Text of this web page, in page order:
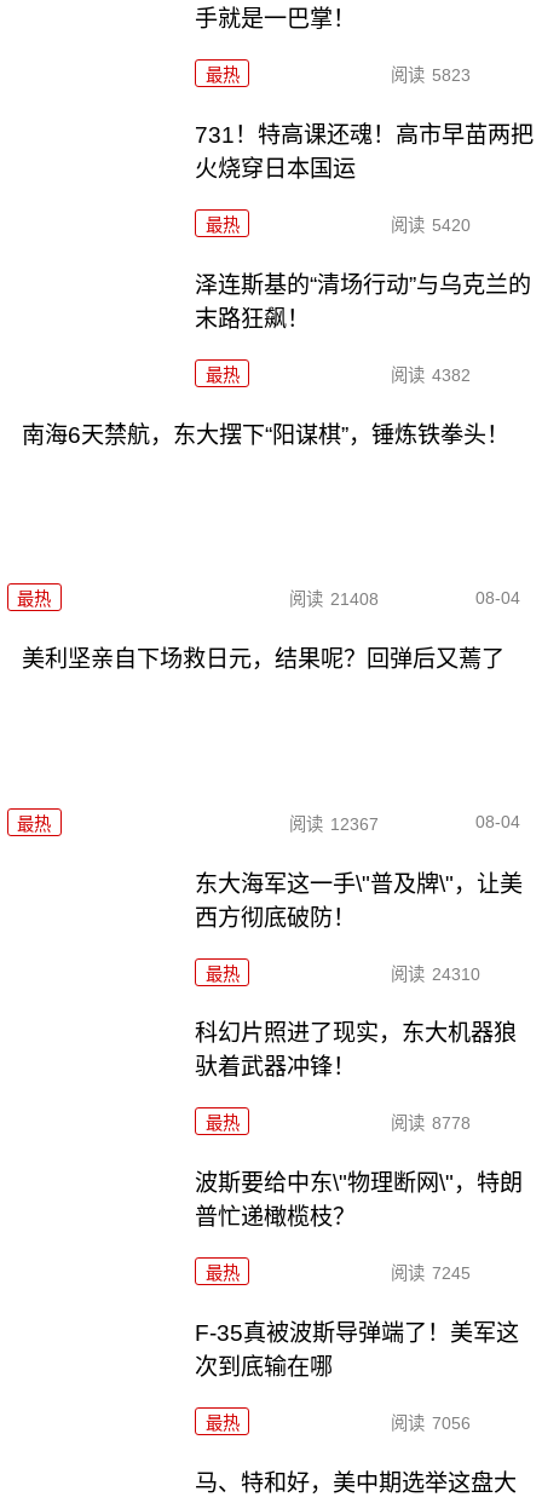
手就是一巴掌！
最热 阅读 5823
731！特高课还魂！高市早苗两把
火烧穿日本国运
最热 阅读 5420
泽连斯基的“清场行动”与乌克兰的
末路狂飙！
最热 阅读 4382
南海6天禁航，东大摆下“阳谋棋”，锤炼铁拳头！
最热 阅读 21408 08-04
美利坚亲自下场救日元，结果呢？回弹后又蔫了
最热 阅读 12367 08-04
东大海军这一手\"普及牌\"，让美
西方彻底破防！
最热 阅读 24310
科幻片照进了现实，东大机器狼
驮着武器冲锋！
最热 阅读 8778
波斯要给中东\"物理断网\"，特朗
普忙递橄榄枝？
最热 阅读 7245
F-35真被波斯导弹端了！美军这
次到底输在哪
最热 阅读 7056
马、特和好，美中期选举这盘大